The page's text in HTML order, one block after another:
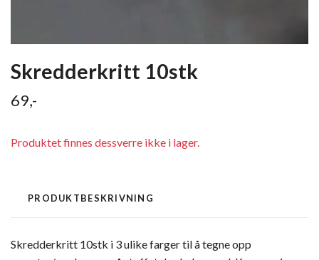
Skredderkritt 10stk
69,-
Produktet finnes dessverre ikke i lager.
PRODUKTBESKRIVNING
Skredderkritt 10stk i 3 ulike farger til å tegne opp